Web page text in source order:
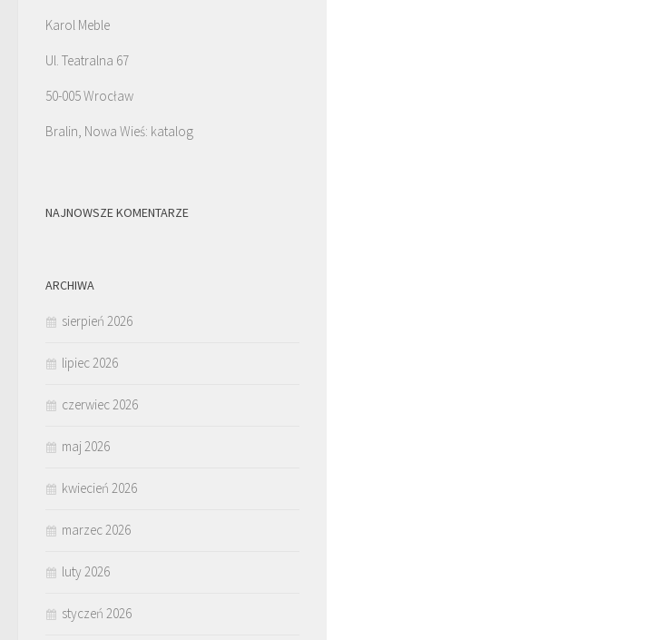
Karol Meble
Ul. Teatralna 67
50-005 Wrocław
Bralin, Nowa Wieś: katalog
NAJNOWSZE KOMENTARZE
ARCHIWA
sierpień 2026
lipiec 2026
czerwiec 2026
maj 2026
kwiecień 2026
marzec 2026
luty 2026
styczeń 2026